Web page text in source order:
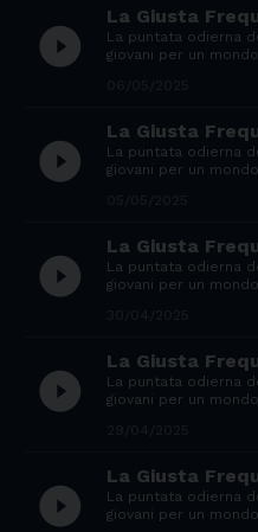
play_circle_filled
La Giusta
La puntata odierna
giovani per un
play_circle_filled
La Giusta
La puntata odierna
giovani per un
play_circle_filled
La Giusta
La puntata odierna
giovani per un
play_circle_filled
La Giusta
La puntata odierna
giovani per un
play_circle_filled
La Giusta
La puntata odierna
giovani per un